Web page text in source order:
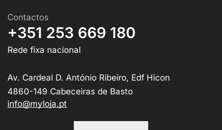
Contactos
+351 253 669 180
Rede fixa nacional
Av. Cardeal D. António Ribeiro, Edf Hicon
4860-149 Cabeceiras de Basto
info@myloja.pt